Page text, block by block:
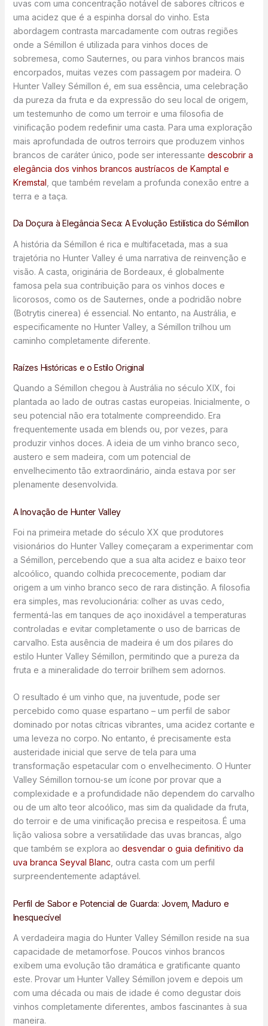
uvas com uma concentração notável de sabores cítricos e
uma acidez que é a espinha dorsal do vinho. Esta
abordagem contrasta marcadamente com outras regiões
onde a Sémillon é utilizada para vinhos doces de
sobremesa, como Sauternes, ou para vinhos brancos mais
encorpados, muitas vezes com passagem por madeira. O
Hunter Valley Sémillon é, em sua essência, uma celebração
da pureza da fruta e da expressão do seu local de origem,
um testemunho de como um terroir e uma filosofia de
vinificação podem redefinir uma casta. Para uma exploração
mais aprofundada de outros terroirs que produzem vinhos
brancos de caráter único, pode ser interessante descobrir a
elegância dos vinhos brancos austríacos de Kamptal e
Kremstal , que também revelam a profunda conexão entre a
terra e a taça.
Da Doçura à Elegância Seca: A Evolução Estilística do Sémillon
A história da Sémillon é rica e multifacetada, mas a sua
trajetória no Hunter Valley é uma narrativa de reinvenção e
visão. A casta, originária de Bordeaux, é globalmente
famosa pela sua contribuição para os vinhos doces e
licorosos, como os de Sauternes, onde a podridão nobre
(Botrytis cinerea) é essencial. No entanto, na Austrália, e
especificamente no Hunter Valley, a Sémillon trilhou um
caminho completamente diferente.
Raízes Históricas e o Estilo Original
Quando a Sémillon chegou à Austrália no século XIX, foi
plantada ao lado de outras castas europeias. Inicialmente, o
seu potencial não era totalmente compreendido. Era
frequentemente usada em blends ou, por vezes, para
produzir vinhos doces. A ideia de um vinho branco seco,
austero e sem madeira, com um potencial de
envelhecimento tão extraordinário, ainda estava por ser
plenamente desenvolvida.
A Inovação de Hunter Valley
Foi na primeira metade do século XX que produtores
visionários do Hunter Valley começaram a experimentar com
a Sémillon, percebendo que a sua alta acidez e baixo teor
alcoólico, quando colhida precocemente, podiam dar
origem a um vinho branco seco de rara distinção. A filosofia
era simples, mas revolucionária: colher as uvas cedo,
fermentá-las em tanques de aço inoxidável a temperaturas
controladas e evitar completamente o uso de barricas de
carvalho. Esta ausência de madeira é um dos pilares do
estilo Hunter Valley Sémillon, permitindo que a pureza da
fruta e a mineralidade do terroir brilhem sem adornos.
O resultado é um vinho que, na juventude, pode ser
percebido como quase espartano – um perfil de sabor
dominado por notas cítricas vibrantes, uma acidez cortante e
uma leveza no corpo. No entanto, é precisamente esta
austeridade inicial que serve de tela para uma
transformação espetacular com o envelhecimento. O Hunter
Valley Sémillon tornou-se um ícone por provar que a
complexidade e a profundidade não dependem do carvalho
ou de um alto teor alcoólico, mas sim da qualidade da fruta,
do terroir e de uma vinificação precisa e respeitosa. É uma
lição valiosa sobre a versatilidade das uvas brancas, algo
que também se explora ao desvendar o guia definitivo da
uva branca Seyval Blanc , outra casta com um perfil
surpreendentemente adaptável.
Perfil de Sabor e Potencial de Guarda: Jovem, Maduro e
Inesquecível
A verdadeira magia do Hunter Valley Sémillon reside na sua
capacidade de metamorfose. Poucos vinhos brancos
exibem uma evolução tão dramática e gratificante quanto
este. Provar um Hunter Valley Sémillon jovem e depois um
com uma década ou mais de idade é como degustar dois
vinhos completamente diferentes, ambos fascinantes à sua
maneira.